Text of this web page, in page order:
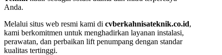
Anda.
Melalui situs web resmi kami di cvberkahnisateknik.co.id,
kami berkomitmen untuk menghadirkan layanan instalasi,
perawatan, dan perbaikan lift penumpang dengan standar
kualitas tertinggi.